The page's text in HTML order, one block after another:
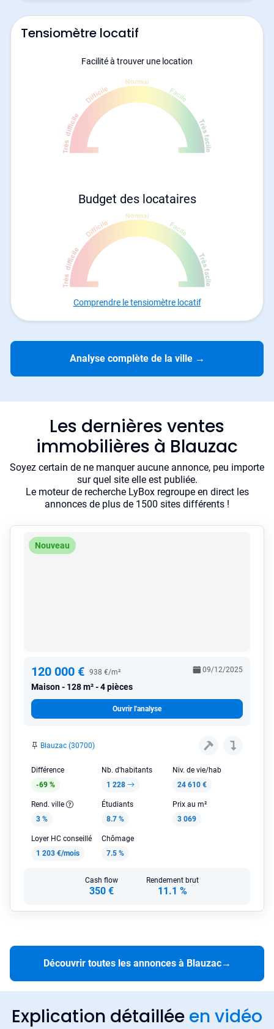
Tensiomètre locatif
Facilité à trouver une location
Budget des locataires
Comprendre le tensiomètre locatif
Analyse complète de la ville →
Les dernières ventes
immobilières à Blauzac
Soyez certain de ne manquer aucune annonce, peu importe
sur quel site elle est publiée.
Le moteur de recherche LyBox regroupe en direct les
annonces de plus de 1500 sites différents !
Nouveau
120 000 € 938 €/m²
Maison 128 m² - 4 pièces
09/12/2025
Ouvrir l'analyse
Blauzac (30700)
Différence
-69 %
Nb. d'habitants
1 228
Niv. de vie/hab
24 610 €
Rend. ville
3 %
Étudiants
8.7 %
Prix au m²
3 069
Loyer HC conseillé
1 203 €/mois
Chômage
7.5 %
Cash flow
350 €
Rendement brut
11.1 %
Découvrir toutes les annonces à Blauzac→
Explication détaillée en vidéo